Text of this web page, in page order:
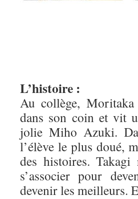
L’histoire :
Au collège, Moritaka
dans son coin et vit
jolie Miho Azuki.
l’élève le plus doué,
des histoires.
s’associer pour
devenir les meilleurs.